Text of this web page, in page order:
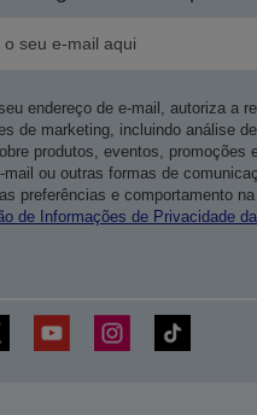
endereço de e-mail, autoriza a
de marketing, incluindo análise
produtos, eventos, promoções
mail ou outras formas de
preferências e comportamento
de Informações de Privacidade